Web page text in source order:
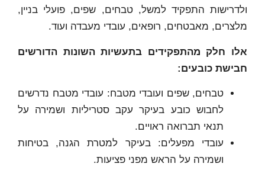
ולדרישות התפקיד למשל, טבחים, שפים, פועלי בניין,
מלצרים, מאבטחים, רופאים, עובדי מעבדה ועוד.
אלו חלק מהתפקידים בתעשיות השונות הדורשים
חבישת כובעים:
טבחים, שפים ועובדי מטבח: עובדי מטבח נדרשים
לחבוש כובע בעיקר עקב סטריליות ושמירה על
תנאי תברואה ראויים.
עובדי מפעלים: בעיקר למטרת הגנה, בטיחות
ושמירה על הראש מפני פציעות.